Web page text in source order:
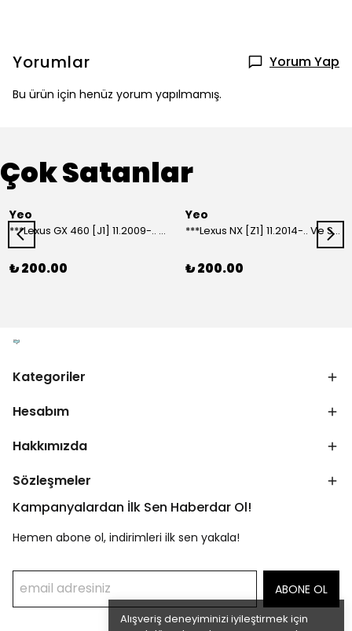
Alışveriş deneyiminizi iyileştirmek için
Yorumlar Yorum Yap
Bu ürün için henüz yorum yapılmamış.
Çok Satanlar
Yeo
***Lexus GX 460 [J1] 11.2009-.. Ve Sonrası Model Yılları İçin Uyumlu Yeo Arka Silecek
₺ 200.00
Yeo
***Lexus NX [Z1] 11.2014-.. Ve Sonrası Model Yılları İçin Uyumlu Yeo Arka Silecek
₺ 200.00
Kategoriler
Hesabım
Hakkımızda
Sözleşmeler
Kampanyalardan İlk Sen Haberdar Ol!
Hemen abone ol, indirimleri ilk sen yakala!
ABONE OL